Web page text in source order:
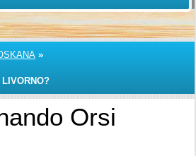
»
LIVORNO?
Orsi